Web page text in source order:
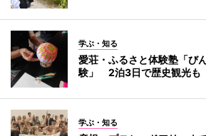
学ぶ・知る
愛荘・ふるさと体験塾「び
験」 2泊3日で歴史観光も
学ぶ・知る